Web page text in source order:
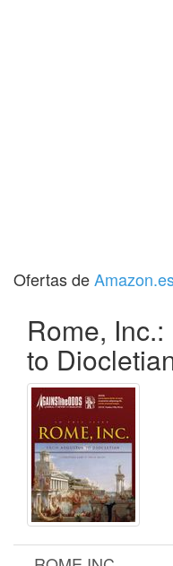
Ofertas de
Rome,
to